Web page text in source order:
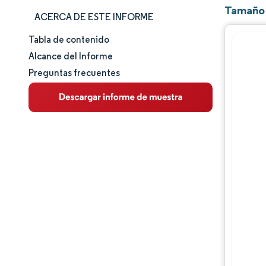
ACERCA DE ESTE INFORME
Tamaño y cuota de mercado
Análisis de mercado
Tendencias e ideas
Tabla de contenido
Alcance del Informe
Preguntas frecuentes